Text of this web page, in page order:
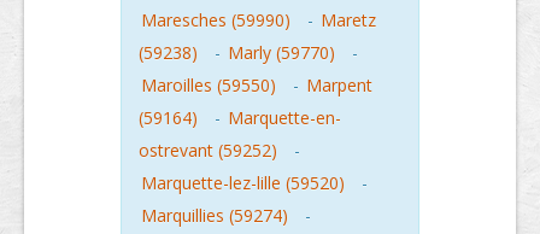
Maresches (59990)
- Maretz
(59238)
- Marly (59770)
-
Maroilles (59550)
- Marpent
(59164)
- Marquette-en-
ostrevant (59252)
-
Marquette-lez-lille (59520)
-
Marquillies (59274)
-